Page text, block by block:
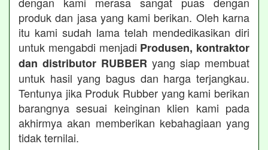
produk dan jasa yang kami berikan. Oleh karna
itu kami sudah lama telah mendedikasikan diri
untuk mengabdi menjadi Produsen, kontraktor
dan distributor RUBBER yang siap membuat
untuk hasil yang bagus dan harga terjangkau.
Tentunya jika Produk Rubber yang kami berikan
barangnya sesuai keinginan klien kami pada
akhirmya akan memberikan kebahagiaan yang
tidak ternilai.